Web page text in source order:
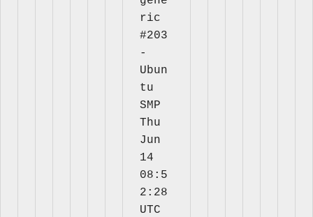
ric
#203
-
Ubun
tu
SMP
Thu
Jun
14
08:5
2:28
UTC